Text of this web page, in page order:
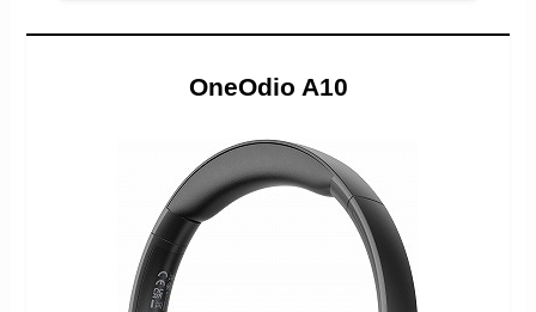
OneOdio A10